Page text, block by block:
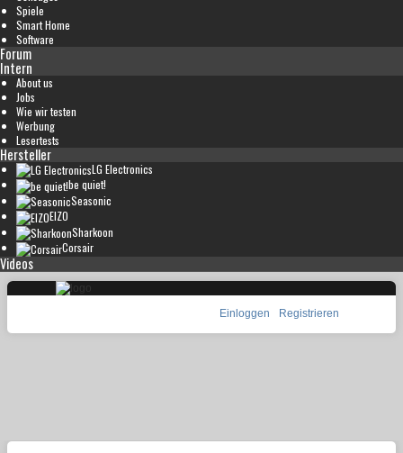
Spiele
Smart Home
Software
Forum
Intern
About us
Jobs
Wie wir testen
Werbung
Lesertests
Hersteller
LG Electronics
be quiet!
Seasonic
EIZO
Sharkoon
Corsair
Videos
Einloggen Registrieren